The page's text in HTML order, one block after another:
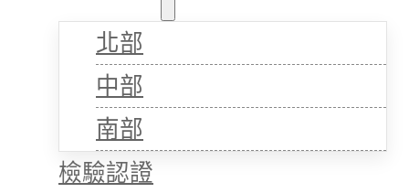
北部
中部
南部
檢驗認證